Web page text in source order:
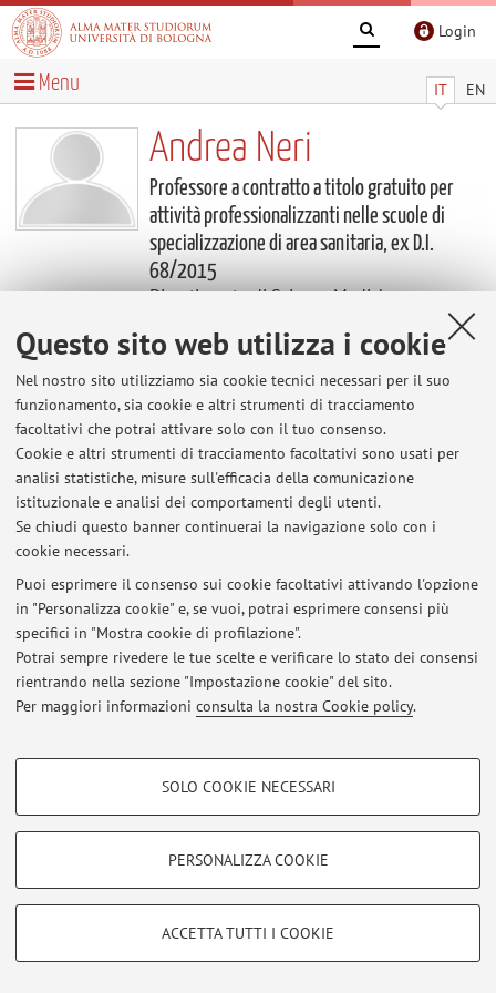
Questo sito web utilizza i cookie
Nel nostro sito utilizziamo sia cookie tecnici necessari per il suo
funzionamento, sia cookie e altri strumenti di tracciamento
facoltativi che potrai attivare solo con il tuo consenso.
Cookie e altri strumenti di tracciamento facoltativi sono usati per
analisi statistiche, misure sull'efficacia della comunicazione
istituzionale e analisi dei comportamenti degli utenti.
Se chiudi questo banner continuerai la navigazione solo con i
cookie necessari.
Puoi esprimere il consenso sui cookie facoltativi attivando l'opzione
in "Personalizza cookie" e, se vuoi, potrai esprimere consensi più
specifici in "Mostra cookie di profilazione".
Potrai sempre rivedere le tue scelte e verificare lo stato dei consensi
rientrando nella sezione "Impostazione cookie" del sito.
Per maggiori informazioni consulta la nostra Cookie policy.
COOKIE DI PROFILAZIONE - FACOLTATIVI
COOKIE TECNICI - NECESSARI
Si tratta di cookie tecnici utilizzati, a titolo esemplificativo, per il corretto
SOLO COOKIE NECESSARI
PERSONALIZZA COOKIE
ACCETTA TUTTI I COOKIE
Login
IT EN
Menu
Andrea Neri
Professore a contratto a titolo gratuito per
attività professionalizzanti nelle scuole di
specializzazione di area sanitaria, ex D.I.
68/2015
Dipartimento di Scienze Mediche e
Avvisi
Al momento non sono presenti avvisi.
Area riservata
Accedi tramitelogin
© 2026 - ALMA MATER STUDIORUM - Università di Bologna - Via
Zamboni, 33 - 40126 Bologna - Partita IVA: 01131710376
Privacy|Note legali|Impostazioni Cookie